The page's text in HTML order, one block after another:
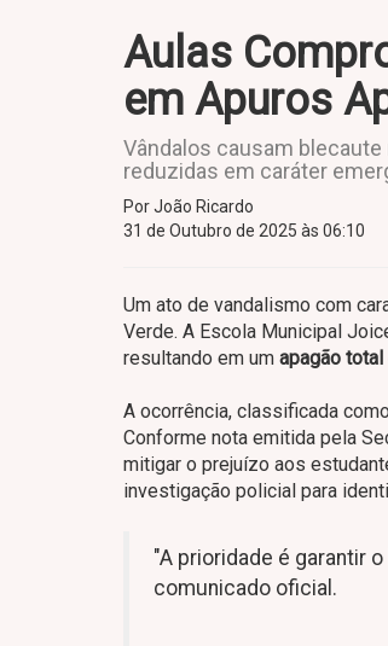
Aulas
em Apuros
Vândalos causam
reduzidas em caráter
Por João Ricardo
31 de Outubro de 2025 às 06:10
Um ato de vandalismo com
Verde. A Escola Municipal
resultando em um apagão total
A ocorrência, classificada
Conforme nota emitida pela
mitigar o prejuízo aos
investigação policial para
"A prioridade é garantir
comunicado oficial.